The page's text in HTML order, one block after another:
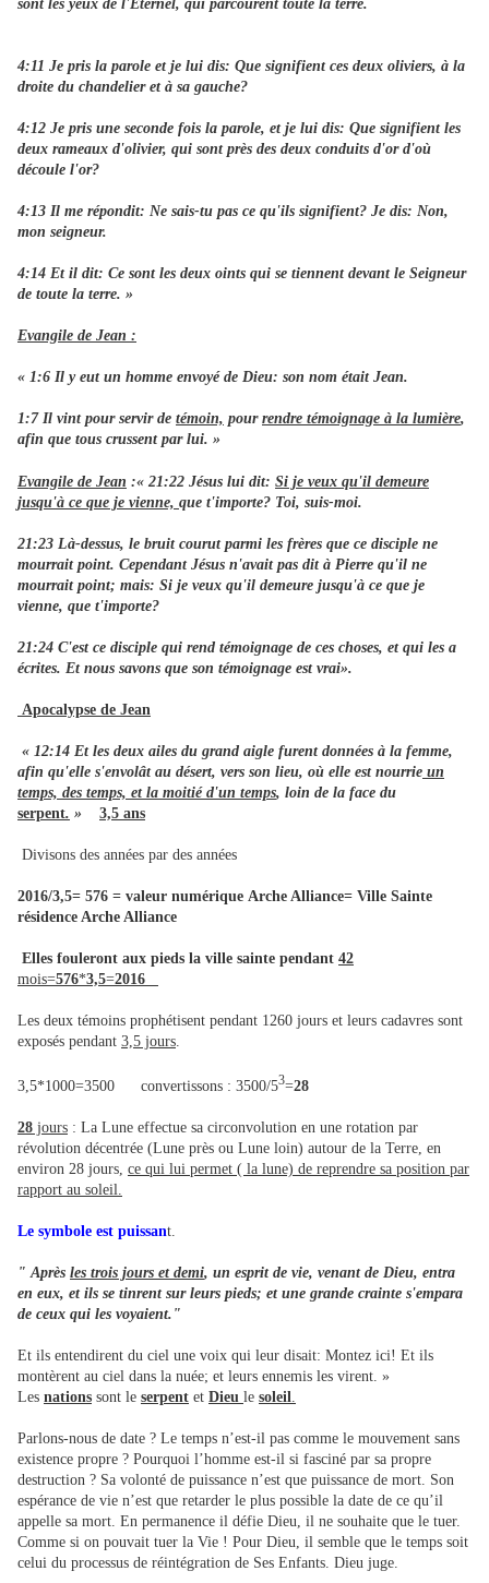
sont les yeux de l'Eternel, qui parcourent toute la terre.
4:11 Je pris la parole et je lui dis: Que signifient ces deux oliviers, à la
droite du chandelier et à sa gauche?
4:12 Je pris une seconde fois la parole, et je lui dis: Que signifient les
deux rameaux d'olivier, qui sont près des deux conduits d'or d'où
découle l'or?
4:13 Il me répondit: Ne sais-tu pas ce qu'ils signifient? Je dis: Non,
mon seigneur.
4:14 Et il dit: Ce sont les deux oints qui se tiennent devant le Seigneur
de toute la terre. »
Evangile de Jean :
« 1:6 Il y eut un homme envoyé de Dieu: son nom était Jean.
1:7 Il vint pour servir de témoin, pour rendre témoignage à la lumière,
afin que tous crussent par lui. »
Evangile de Jean :« 21:22 Jésus lui dit: Si je veux qu'il demeure
jusqu'à ce que je vienne, que t'importe? Toi, suis-moi.
21:23 Là-dessus, le bruit courut parmi les frères que ce disciple ne
mourrait point. Cependant Jésus n'avait pas dit à Pierre qu'il ne
mourrait point; mais: Si je veux qu'il demeure jusqu'à ce que je
vienne, que t'importe?
21:24 C'est ce disciple qui rend témoignage de ces choses, et qui les a
écrites. Et nous savons que son témoignage est vrai».
Apocalypse de Jean
« 12:14 Et les deux ailes du grand aigle furent données à la femme,
afin qu'elle s'envolât au désert, vers son lieu, où elle est nourrie un
temps, des temps, et la moitié d'un temps, loin de la face du
serpent. » 3,5 ans
Divisons des années par des années
2016/3,5= 576 = valeur numérique Arche Alliance= Ville Sainte
résidence Arche Alliance
Elles fouleront aux pieds la ville sainte pendant 42
mois=576*3,5=2016
Les deux témoins prophétisent pendant 1260 jours et leurs cadavres sont
exposés pendant 3,5 jours.
3,5*1000=3500 convertissons : 3500/53=28
28 jours : La Lune effectue sa circonvolution en une rotation par
révolution décentrée (Lune près ou Lune loin) autour de la Terre, en
environ 28 jours, ce qui lui permet ( la lune) de reprendre sa position par
rapport au soleil.
Le symbole est puissant.
" Après les trois jours et demi, un esprit de vie, venant de Dieu, entra
en eux, et ils se tinrent sur leurs pieds; et une grande crainte s'empara
de ceux qui les voyaient."
Et ils entendirent du ciel une voix qui leur disait: Montez ici! Et ils
montèrent au ciel dans la nuée; et leurs ennemis les virent. »
Les nations sont le serpent et Dieu le soleil
Parlons-nous de date ? Le temps n’est-il pas comme le mouvement sans
existence propre ? Pourquoi l’homme est-il si fasciné par sa propre
destruction ? Sa volonté de puissance n’est que puissance de mort. Son
espérance de vie n’est que retarder le plus possible la date de ce qu’il
appelle sa mort. En permanence il défie Dieu, il ne souhaite que le tuer.
Comme si on pouvait tuer la Vie ! Pour Dieu, il semble que le temps soit
celui du processus de réintégration de Ses Enfants. Dieu juge.